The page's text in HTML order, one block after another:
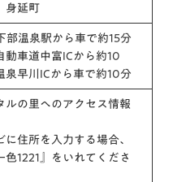
延町
部温泉駅から車で約15分
動車道中富ICから約10
泉早川ICから車で約10分
ルの里へのアクセス情報
住所を入力する場合、
色1221』をいれてくださ